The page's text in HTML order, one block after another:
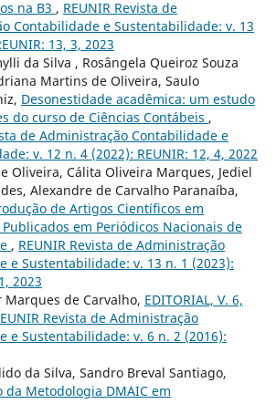
na B3 , REUNIR Revista de
Contabilidade e Sustentabilidade: v. 13
13, 3, 2023
da Silva , Rosângela Queiroz Souza
Martins de Oliveira, Saulo
Desonestidade acadêmica: um estudo
do curso de Ciências Contábeis ,
de Administração Contabilidade e
v. 12 n. 4 (2022): REUNIR: 12, 4, 2022
Oliveira, Cálita Oliveira Marques, Jediel
Alexandre de Carvalho Paranaíba,
de Artigos Científicos em
em Periódicos Nacionais de
, REUNIR Revista de Administração
e Sustentabilidade: v. 13 n. 1 (2023):
2023
Marques de Carvalho, EDITORIAL, V. 6,
Revista de Administração
e Sustentabilidade: v. 6 n. 2 (2016):
da Silva, Sandro Breval Santiago,
da Metodologia DMAIC em